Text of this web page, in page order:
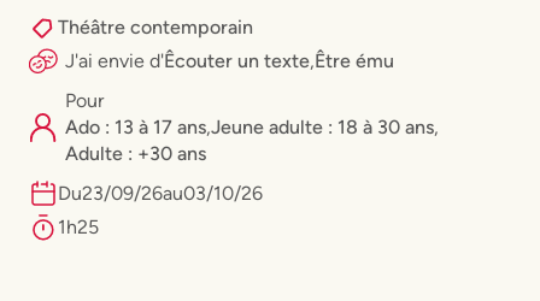
Théâtre contemporain
J'ai envie d'Êcouter un texte,Être ému
Pour
Ado : 13 à 17 ans,⁠Jeune adulte : 18 à 30 ans,
Adulte : +30 ans
Du23/09/26au03/10/26
1h25